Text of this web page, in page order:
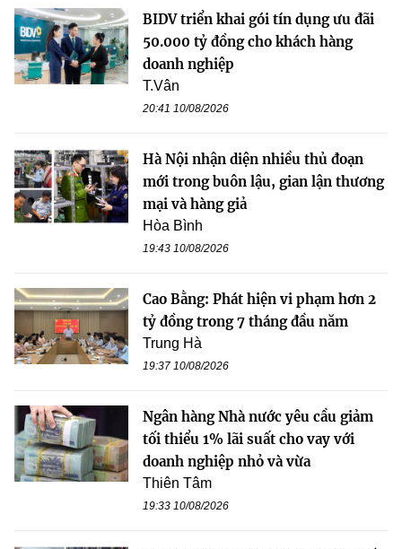
BIDV triển khai gói tín dụng ưu đãi
50.000 tỷ đồng cho khách hàng
doanh nghiệp
T.Vân
20:41 10/08/2026
Hà Nội nhận diện nhiều thủ đoạn
mới trong buôn lậu, gian lận thương
mại và hàng giả
Hòa Bình
19:43 10/08/2026
Cao Bằng: Phát hiện vi phạm hơn 2
tỷ đồng trong 7 tháng đầu năm
Trung Hà
19:37 10/08/2026
Ngân hàng Nhà nước yêu cầu giảm
tối thiểu 1% lãi suất cho vay với
doanh nghiệp nhỏ và vừa
Thiên Tâm
19:33 10/08/2026